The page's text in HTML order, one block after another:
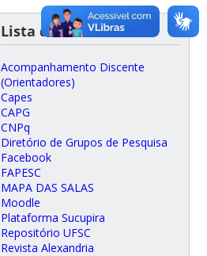
Lista de Links
Acompanhamento Discente
(Orientadores)
Capes
CAPG
CNPq
Diretório de Grupos de Pesquisa
Facebook
FAPESC
MAPA DAS SALAS
Moodle
Plataforma Sucupira
Repositório UFSC
Revista Alexandria